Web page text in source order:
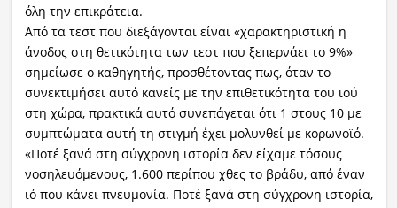
όλη την επικράτεια.
Από τα τεστ που διεξάγονται είναι «χαρακτηριστική η
άνοδος στη θετικότητα των τεστ που ξεπερνάει το 9%»
σημείωσε ο καθηγητής, προσθέτοντας πως, όταν το
συνεκτιμήσει αυτό κανείς με την επιθετικότητα του ιού
στη χώρα, πρακτικά αυτό συνεπάγεται ότι 1 στους 10 με
συμπτώματα αυτή τη στιγμή έχει μολυνθεί με κορωνοϊό.
«Ποτέ ξανά στη σύγχρονη ιστορία δεν είχαμε τόσους
νοσηλευόμενους, 1.600 περίπου χθες το βράδυ, από έναν
ιό που κάνει πνευμονία. Ποτέ ξανά στη σύγχρονη ιστορία,